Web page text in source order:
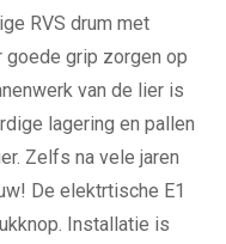
RVS drum met
grip zorgen op
van de lier is
lagering en pallen
Zelfs na vele jaren
De elektrtische E1
Installatie is